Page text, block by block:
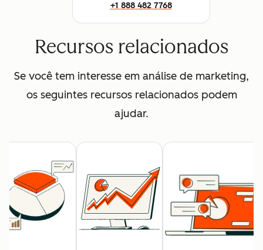
+1 888 482 7768
Recursos relacionados
Se você tem interesse em análise de marketing,
os seguintes recursos relacionados podem
ajudar.